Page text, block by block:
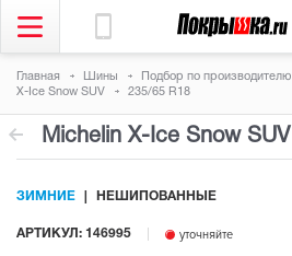
Главная Шины Подбор по производителю
X-Ice Snow SUV
235/65 R18
Michelin X-Ice Snow SUV
АРТИКУЛ: 146995 уточняйте
ЗИМНИЕ НЕШИПОВАННЫЕ